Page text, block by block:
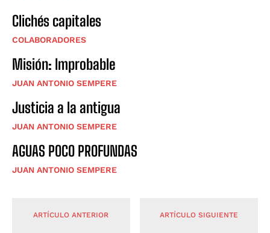
Clichés capitales
COLABORADORES
Misión: Improbable
JUAN ANTONIO SEMPERE
Justicia a la antigua
JUAN ANTONIO SEMPERE
AGUAS POCO PROFUNDAS
JUAN ANTONIO SEMPERE
ARTÍCULO ANTERIOR ARTÍCULO SIGUIENTE